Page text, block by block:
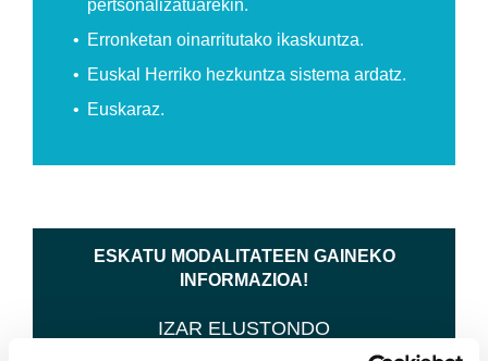
pertsonalizatuarekin.
Erronketan oinarritutako ikaskuntza.
Euskal Herriko hezkuntza sistema ardatz.
Euskaraz.
ESKATU MODALITATEEN GAINEKO
INFORMAZIOA!
IZAR ELUSTONDO